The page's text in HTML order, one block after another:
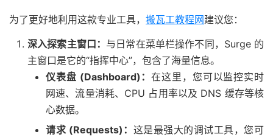
为了更好地利用这款专业工具， 搬瓦工教程网建议您：
深入探索主窗口： 与日常在菜单栏操作不同，Surge 的
主窗口是它的“指挥中心”，包含了海量信息。
仪表盘 (Dashboard)：在这里，您可以监控实时
网速、流量消耗、CPU 占用率以及 DNS 缓存等核
心数据。
请求 (Requests)： 这是最强大的调试工具，您可